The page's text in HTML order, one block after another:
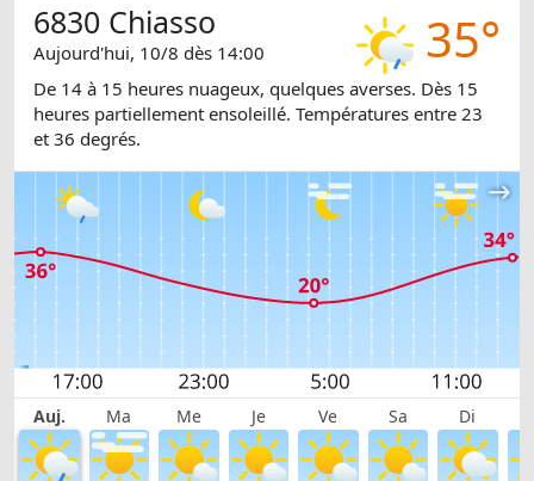
35°
6830 Chiasso
Aujourd'hui, 10/8 dès 14:00
De 14 à 15 heures nuageux, quelques averses. Dès 15
heures partiellement ensoleillé. Températures entre 23
et 36 degrés.
Auj. Ma Me Je Ve Sa Di